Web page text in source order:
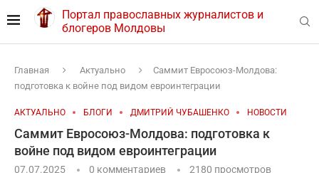
Портал православных журналистов и
блогеров Молдовы
Главная Актуально
Саммит Евросоюз-Молдова:
подготовка к войне под видом евроинтеграции
АКТУАЛЬНО БЛОГИ ДМИТРИЙ ЧУБАШЕНКО НОВОСТИ
Саммит Евросоюз-Молдова: подготовка к
войне под видом евроинтеграции
07.07.2025 0 комментариев 2180 просмотров